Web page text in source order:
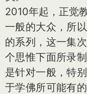
2010年起，正觉
一般的大众，所
的系列，这一集
个思惟下面所录
是针对一般，特
于学佛所可能有